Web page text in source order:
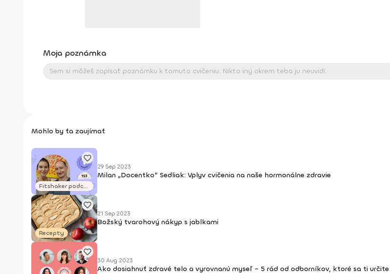
Moja poznámka
Mohlo by ťa zaujímať
Fitshaker podcasty
29 Sep 2023
Milan „Docentko“ Sedliak: Vplyv cvičenia na naše hormonálne zdravie
Recepty
21 Sep 2023
Božský tvarohový nákyp s jablkami
30 Aug 2023
Ako dosiahnuť zdravé telo a vyrovnanú myseľ – 5 rád od odborníkov, ktoré sa ti